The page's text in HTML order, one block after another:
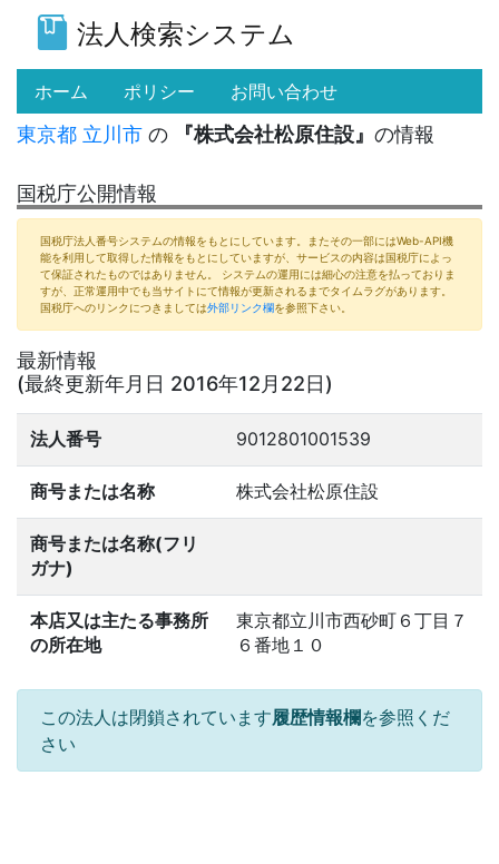
法人検索システム
ホーム (current)
ポリシー お問い合わせ
東京都 立川市 の 『株式会社松原住設』 の情報
国税庁公開情報
国税庁法人番号システムの情報をもとにしています。またその一部にはWeb-API機
能を利用して取得した情報をもとにしていますが、サービスの内容は国税庁によっ
て保証されたものではありません。 システムの運用には細心の注意を払っておりま
すが、正常運用中でも当サイトにて情報が更新されるまでタイムラグがあります。
国税庁へのリンクにつきましては外部リンク欄を参照下さい。
最新情報
(最終更新年月日 2016年12月22日)
法人番号 9012801001539
商号または名称 株式会社松原住設
商号または名称(フリ
ガナ)
本店又は主たる事務所
の所在地
東京都立川市西砂町６丁目７
６番地１０
この法人は閉鎖されています履歴情報欄を参照くだ
さい